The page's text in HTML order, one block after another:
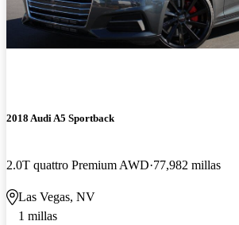
2018 Audi A5 Sportback
2.0T quattro Premium AWD 77,982 millas
Las Vegas, NV
1 millas